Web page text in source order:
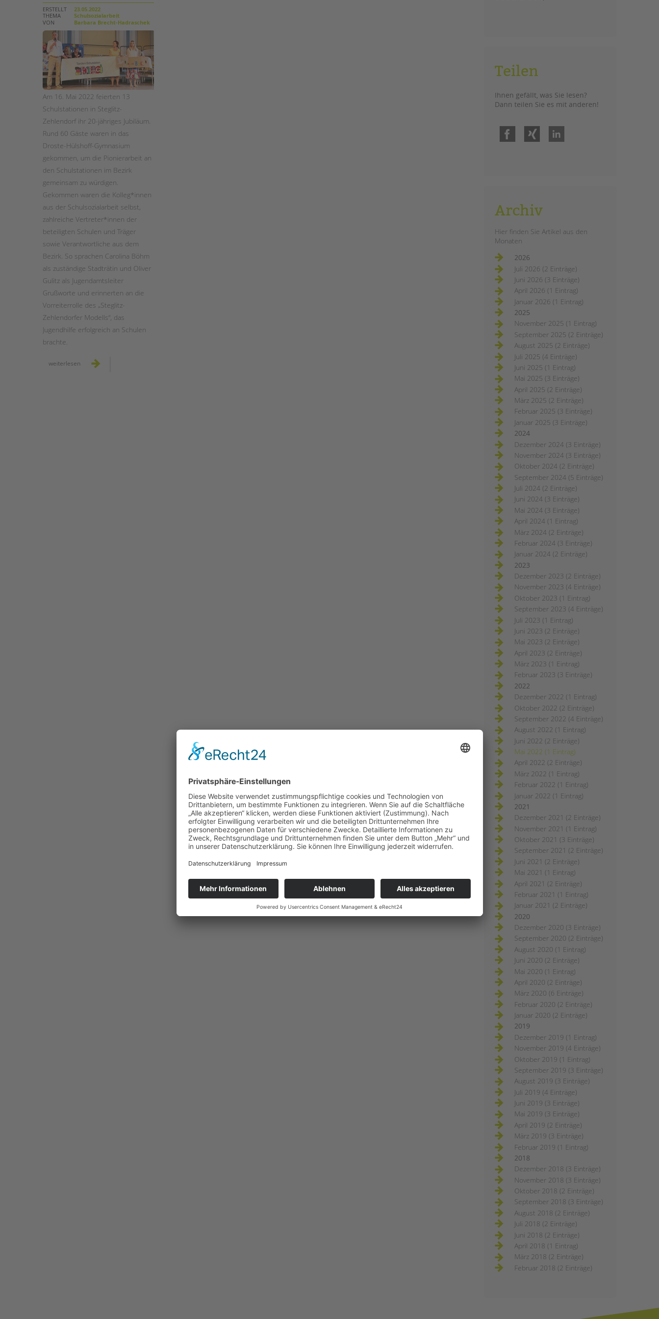
ERSTELLT
23.05.2022
THEMA
Schulsozialarbeit
VON
Barbara Brecht-Hadraschek
Am 16. Mai 2022 feierten 13
Schulstationen in Steglitz-
Zehlendorf ihr 20-jähriges Jubiläum.
Rund 60 Gäste waren in das
Droste-Hülshoff-Gymnasium
gekommen, um die Pionierarbeit an
den Schulstationen im Bezirk
gemeinsam zu würdigen.
Gekommen waren die Kolleg*innen
aus der Schulsozialarbeit selbst,
zahlreiche Vertreter*innen der
beteiligten Schulen und Träger
sowie Verantwortliche aus dem
Bezirk. So sprachen Carolina Böhm
als zuständige Stadträtin und Oliver
Gulitz als Jugendamtsleiter
Grußworte und erinnerten an die
Vorreiterrolle des „Steglitz-
Zehlendorfer Modells“, das
Jugendhilfe erfolgreich an Schulen
brachte.
weiterlesen jubiläumsfest
Teilen
Ihnen gefällt, was Sie lesen?
Dann teilen Sie es mit anderen!
Facebook
Archiv
Hier finden Sie Artikel aus den
Monaten
2026
Juli 2026 (2 Einträge)
Juni 2026 (3 Einträge)
April 2026 (1 Eintrag)
Januar 2026 (1 Eintrag)
2025
November 2025 (1 Eintrag)
September 2025 (2 Einträge)
August 2025 (2 Einträge)
Juli 2025 (4 Einträge)
Juni 2025 (1 Eintrag)
Mai 2025 (3 Einträge)
April 2025 (2 Einträge)
März 2025 (2 Einträge)
Februar 2025 (3 Einträge)
Januar 2025 (3 Einträge)
2024
Dezember 2024 (3 Einträge)
November 2024 (3 Einträge)
Oktober 2024 (2 Einträge)
September 2024 (5 Einträge)
Juli 2024 (2 Einträge)
Juni 2024 (3 Einträge)
Mai 2024 (3 Einträge)
April 2024 (1 Eintrag)
März 2024 (2 Einträge)
Februar 2024 (3 Einträge)
Januar 2024 (2 Einträge)
2023
Dezember 2023 (2 Einträge)
November 2023 (4 Einträge)
Oktober 2023 (1 Eintrag)
September 2023 (4 Einträge)
Juli 2023 (1 Eintrag)
Juni 2023 (2 Einträge)
Mai 2023 (2 Einträge)
April 2023 (2 Einträge)
März 2023 (1 Eintrag)
Februar 2023 (3 Einträge)
2022
Dezember 2022 (1 Eintrag)
Oktober 2022 (2 Einträge)
September 2022 (4 Einträge)
August 2022 (1 Eintrag)
Juni 2022 (2 Einträge)
Mai 2022 (1 Eintrag)
April 2022 (2 Einträge)
März 2022 (1 Eintrag)
Februar 2022 (1 Eintrag)
Januar 2022 (1 Eintrag)
2021
Dezember 2021 (2 Einträge)
November 2021 (1 Eintrag)
Oktober 2021 (3 Einträge)
September 2021 (2 Einträge)
Juni 2021 (2 Einträge)
Mai 2021 (1 Eintrag)
April 2021 (2 Einträge)
Februar 2021 (1 Eintrag)
Januar 2021 (2 Einträge)
2020
Dezember 2020 (3 Einträge)
September 2020 (2 Einträge)
August 2020 (1 Eintrag)
Juni 2020 (2 Einträge)
Mai 2020 (1 Eintrag)
April 2020 (2 Einträge)
März 2020 (6 Einträge)
Februar 2020 (2 Einträge)
Januar 2020 (2 Einträge)
2019
Dezember 2019 (1 Eintrag)
November 2019 (4 Einträge)
Oktober 2019 (1 Eintrag)
September 2019 (3 Einträge)
August 2019 (3 Einträge)
Juli 2019 (4 Einträge)
Juni 2019 (3 Einträge)
Mai 2019 (3 Einträge)
April 2019 (2 Einträge)
März 2019 (3 Einträge)
Februar 2019 (1 Eintrag)
2018
Dezember 2018 (3 Einträge)
November 2018 (3 Einträge)
Oktober 2018 (2 Einträge)
September 2018 (3 Einträge)
August 2018 (2 Einträge)
Juli 2018 (2 Einträge)
Juni 2018 (2 Einträge)
April 2018 (1 Eintrag)
März 2018 (2 Einträge)
Februar 2018 (2 Einträge)